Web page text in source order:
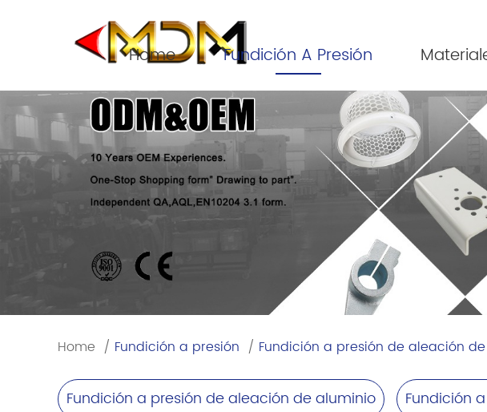
Home Fundición A Presión
Home / Fundición a presión / Fundición a presión de aleación
Fundición a presión de aleación de aluminio Fundición